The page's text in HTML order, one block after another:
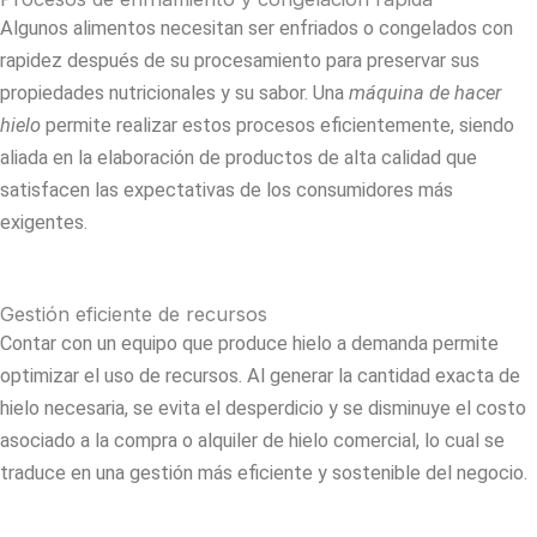
Algunos alimentos necesitan ser enfriados o congelados con
rapidez después de su procesamiento para preservar sus
propiedades nutricionales y su sabor. Una máquina de hacer
hielo permite realizar estos procesos eficientemente, siendo
aliada en la elaboración de productos de alta calidad que
satisfacen las expectativas de los consumidores más
exigentes.
Gestión eficiente de recursos
Contar con un equipo que produce hielo a demanda permite
optimizar el uso de recursos. Al generar la cantidad exacta de
hielo necesaria, se evita el desperdicio y se disminuye el costo
asociado a la compra o alquiler de hielo comercial, lo cual se
traduce en una gestión más eficiente y sostenible del negocio.